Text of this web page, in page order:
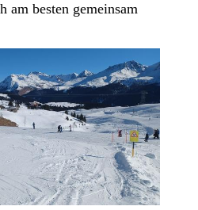
am besten gemeinsam